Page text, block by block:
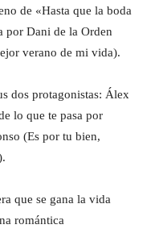
de «Hasta que la boda
por Dani de la Orden
verano de mi vida).
dos protagonistas: Álex
lo que te pasa por
(Es por tu bien,
que se gana la vida
romántica